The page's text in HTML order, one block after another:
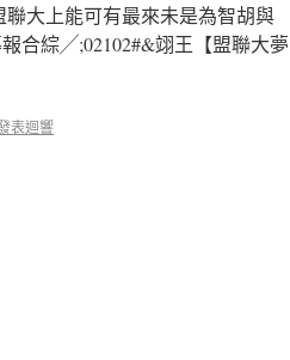
大上能可有最來未是為智胡與
合綜╱;02102#&翊王【盟聯大夢
表迴響